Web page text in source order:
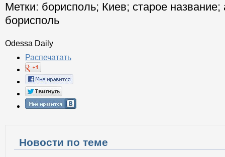
Метки: борисполь; Киев; старое название;
борисполь
Odessa Daily
Распечатать
Новости по теме